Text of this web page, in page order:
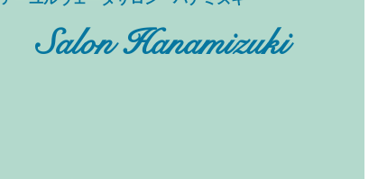
Salon Hanamizuki